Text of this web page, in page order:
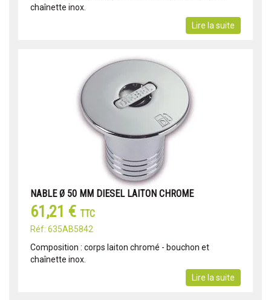
chaînette inox.
Lire la suite
NABLE Ø 50 MM DIESEL LAITON CHROME
61,21 € TTC
Réf: 635AB5842
Composition : corps laiton chromé - bouchon et
chaînette inox.
Lire la suite